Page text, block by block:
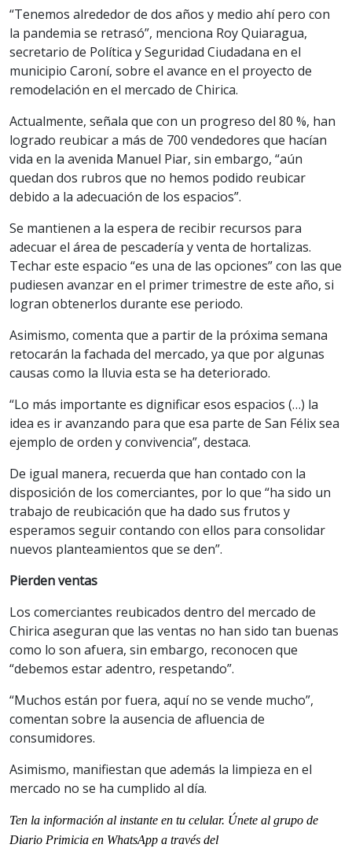
“Tenemos alrededor de dos años y medio ahí pero con
la pandemia se retrasó”, menciona Roy Quiaragua,
secretario de Política y Seguridad Ciudadana en el
municipio Caroní, sobre el avance en el proyecto de
remodelación en el mercado de Chirica.
Actualmente, señala que con un progreso del 80 %, han
logrado reubicar a más de 700 vendedores que hacían
vida en la avenida Manuel Piar, sin embargo, “aún
quedan dos rubros que no hemos podido reubicar
debido a la adecuación de los espacios”.
Se mantienen a la espera de recibir recursos para
adecuar el área de pescadería y venta de hortalizas.
Techar este espacio “es una de las opciones” con las que
pudiesen avanzar en el primer trimestre de este año, si
logran obtenerlos durante ese periodo.
Asimismo, comenta que a partir de la próxima semana
retocarán la fachada del mercado, ya que por algunas
causas como la lluvia esta se ha deteriorado.
“Lo más importante es dignificar esos espacios (…) la
idea es ir avanzando para que esa parte de San Félix sea
ejemplo de orden y convivencia”, destaca.
De igual manera, recuerda que han contado con la
disposición de los comerciantes, por lo que “ha sido un
trabajo de reubicación que ha dado sus frutos y
esperamos seguir contando con ellos para consolidar
nuevos planteamientos que se den”.
Pierden ventas
Los comerciantes reubicados dentro del mercado de
Chirica aseguran que las ventas no han sido tan buenas
como lo son afuera, sin embargo, reconocen que
“debemos estar adentro, respetando”.
“Muchos están por fuera, aquí no se vende mucho”,
comentan sobre la ausencia de afluencia de
consumidores.
Asimismo, manifiestan que además la limpieza en el
mercado no se ha cumplido al día.
Ten la información al instante en tu celular. Únete al grupo de
Diario Primicia en WhatsApp a través del